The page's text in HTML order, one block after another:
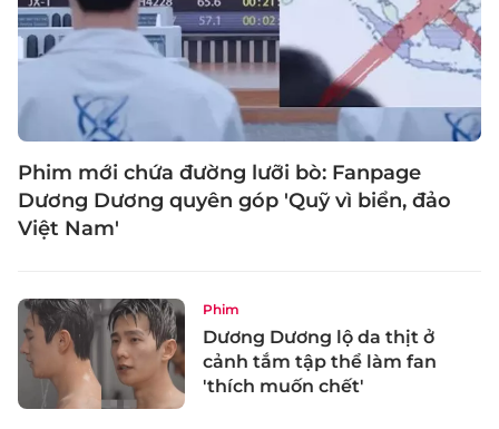
Phim mới chứa đường lưỡi bò: Fanpage
Dương Dương quyên góp 'Quỹ vì biển, đảo
Việt Nam'
Phim
Dương Dương lộ da thịt ở
cảnh tắm tập thể làm fan
'thích muốn chết'